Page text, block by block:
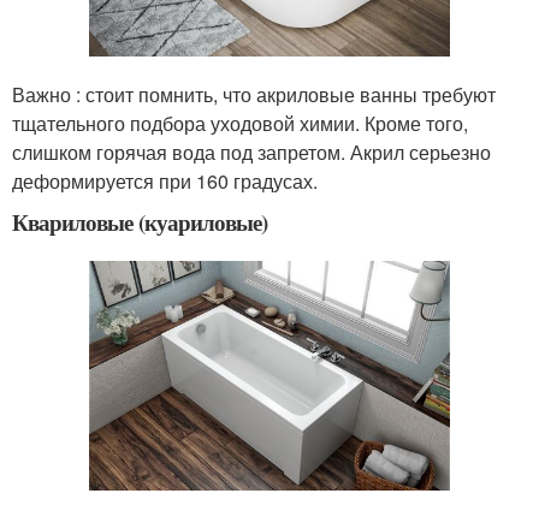
Важно : стоит помнить, что акриловые ванны требуют
тщательного подбора уходовой химии. Кроме того,
слишком горячая вода под запретом. Акрил серьезно
деформируется при 160 градусах.
Квариловые (куариловые)